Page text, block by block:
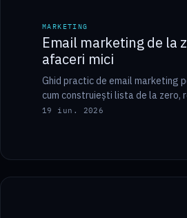
MARKETING
Email marketing de la
afaceri mici
Ghid practic de email marketing
cum construiești lista de la zero,
România, alegerea platformei și
19 iun. 2026